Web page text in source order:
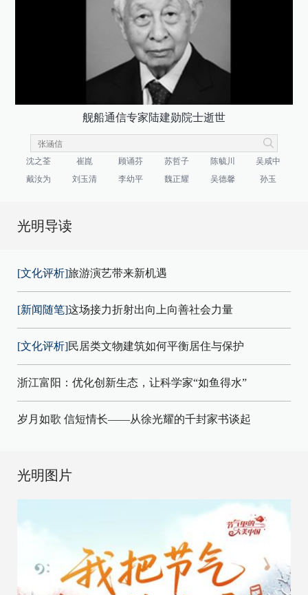
舰船通信专家陆建勋院士逝世
沈之荃 崔崑 顾诵芬 苏哲子 陈毓川
吴咸中
戴汝为
刘玉清 李幼平 魏正耀 吴德馨 孙玉
光明导读
[文化评析]旅游演艺带来新机遇
[新闻随笔]这场接力折射出向上向善社会力量
[文化评析]民居类文物建筑如何平衡居住与保护
浙江富阳：优化创新生态，让科学家“如鱼得水”
岁月如歌 信短情长——从徐光耀的千封家书谈起
光明图片